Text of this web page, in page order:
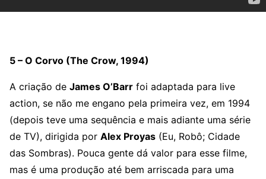
5 – O Corvo (The Crow, 1994)
A criação de James O’Barr foi adaptada para live
action, se não me engano pela primeira vez, em 1994
(depois teve uma sequência e mais adiante uma série
de TV), dirigida por Alex Proyas (Eu, Robô; Cidade
das Sombras). Pouca gente dá valor para esse filme,
mas é uma produção até bem arriscada para uma